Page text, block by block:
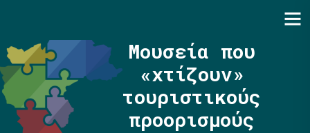
Μουσεία που
«χτίζουν»
τουριστικούς
προορισμούς